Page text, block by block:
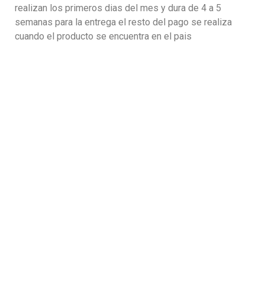
realizan los primeros dias del mes y dura de 4 a 5
semanas para la entrega el resto del pago se realiza
cuando el producto se encuentra en el pais